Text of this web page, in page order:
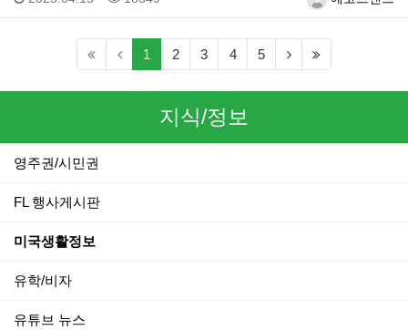
1 (current)
2 3 4 5 (next)
지식/정보
영주권/시민권
FL 행사게시판
미국생활정보
유학/비자
유튜브 뉴스